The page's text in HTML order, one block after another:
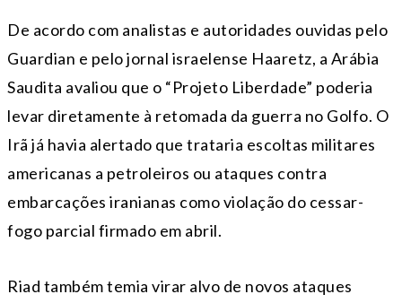
De acordo com analistas e autoridades ouvidas pelo
Guardian e pelo jornal israelense Haaretz, a Arábia
Saudita avaliou que o “Projeto Liberdade” poderia
levar diretamente à retomada da guerra no Golfo. O
Irã já havia alertado que trataria escoltas militares
americanas a petroleiros ou ataques contra
embarcações iranianas como violação do cessar-
fogo parcial firmado em abril.
Riad também temia virar alvo de novos ataques